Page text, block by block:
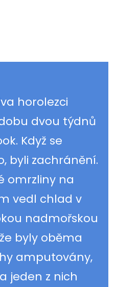
horolezci
dvou týdnů
Když se
byli zachránění.
omrzliny na
vedl chlad v
nadmořskou
byly oběma
amputovány,
jeden z nich